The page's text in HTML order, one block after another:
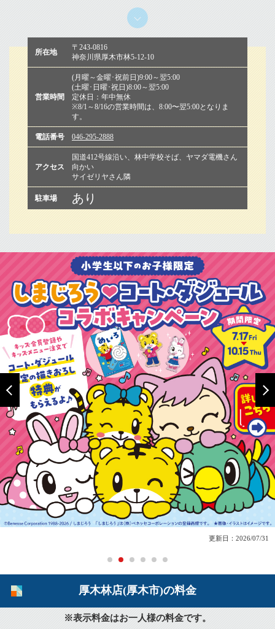
所在地
〒243-0816
神奈川県厚木市林5-12-10
営業時間
(月曜～金曜･祝前日)9:00～翌5:00
(土曜･日曜･祝日)8:00～翌5:00
定休日：年中無休
※8/1～8/16の営業時間は、8:00〜翌5:00となりま
す。
電話番号 046-295-2888
アクセス
国道412号線沿い、林中学校そば、ヤマダ電機さん
向かい
サイゼリヤさん隣
駐車場 あり
更新日：2026/07/31
厚木林店(厚木市)の料金
※表示料金はお一人様の料金です。